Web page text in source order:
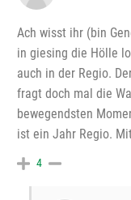
Ach wisst ihr (bin
in giesing die Hölle
auch in der Regio.
fragt doch mal die
bewegendsten
ist ein Jahr Regio.
4